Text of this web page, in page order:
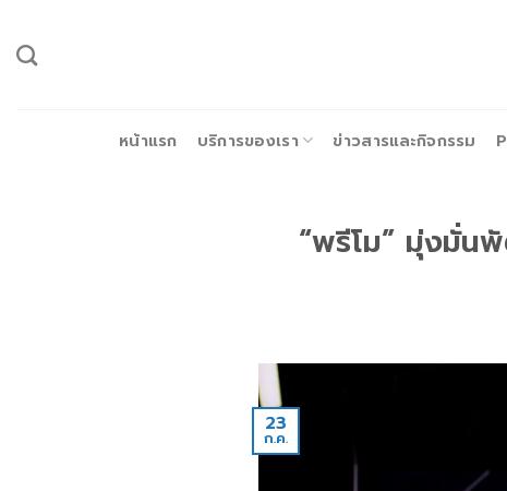
ยัง
หน้าแรก บริการของเรา ข่าวสารและกิจกรรม
“พรีโม” มุ่งมั่น
23
ก.ค.